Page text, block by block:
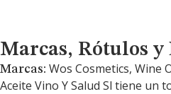
Marcas, Rótulos y
Marcas, Rótulos
Marcas: Wos Cosmetics, Wine
Aceite Vino Y Salud Sl tiene un